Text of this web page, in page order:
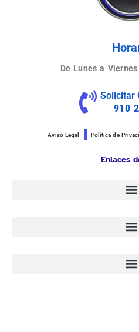
De Lunes a
Solicitar
910
Aviso Legal Política de
Enlaces